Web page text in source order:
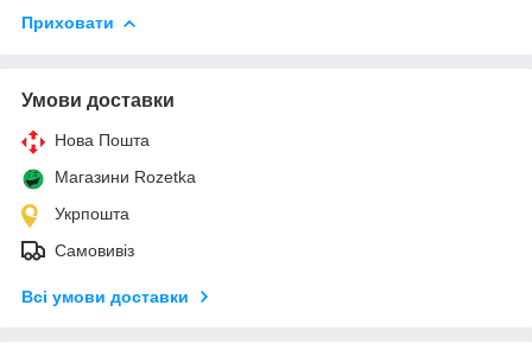
Приховати
Умови доставки
Нова Пошта
Магазини Rozetka
Укрпошта
Самовивіз
Всі умови доставки